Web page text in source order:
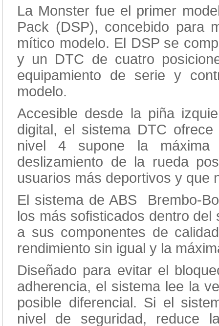
La Monster fue el primer
Pack (DSP), concebido para
mítico modelo. El DSP se
y un DTC de cuatro
equipamiento de serie y
modelo.
Accesible desde la piña
digital, el sistema DTC
nivel 4 supone la máxima
deslizamiento de la rueda
usuarios más deportivos y
El sistema de ABS Brembo-
los más sofisticados dentro
a sus componentes de
rendimiento sin igual y la
Diseñado para evitar el
adherencia, el sistema lee la
posible diferencial. Si el
nivel de seguridad, reduce